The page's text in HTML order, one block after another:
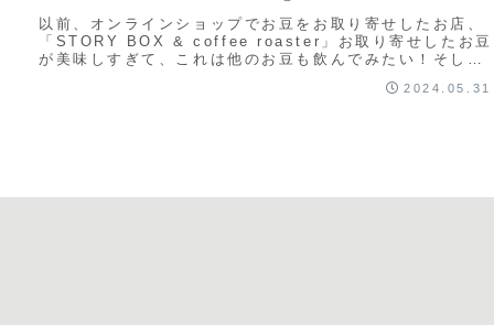
以前、オンラインショップでお豆をお取り寄せしたお店、
「STORY BOX & coffee roaster」お取り寄せしたお豆
が美味しすぎて、これは他のお豆も飲んでみたい！そして
2024.05.31